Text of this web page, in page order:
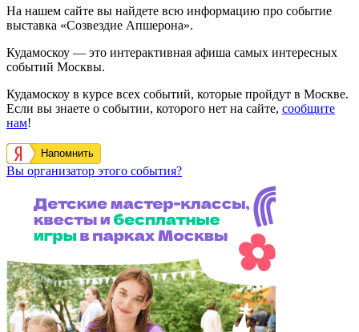
На нашем сайте вы найдете всю информацию про событие
выставка «Созвездие Апшерона».
Кудамоскоу — это интерактивная афиша самых интересных
событий Москвы.
Кудамоскоу в курсе всех событий, которые пройдут в Москве.
Если вы знаете о событии, которого нет на сайте, сообщите
нам!
Напомнить
Вы организатор этого события?